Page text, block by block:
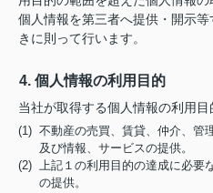
個人情報を第三者へ提供・開示
きに則って行います。
4. 個人情報の利用目的
当社が取得する個人情報の利用目
(1) 不動産の売買、賃貸、仲介、管
及び情報、サービスの提供。
(2) 上記１の利用目的の達成に必要
の提供。